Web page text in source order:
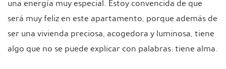
una energía muy especial. Estoy convencida de que
será muy feliz en este apartamento, porque además de
ser una vivienda preciosa, acogedora y luminosa, tiene
algo que no se puede explicar con palabras: tiene alma.